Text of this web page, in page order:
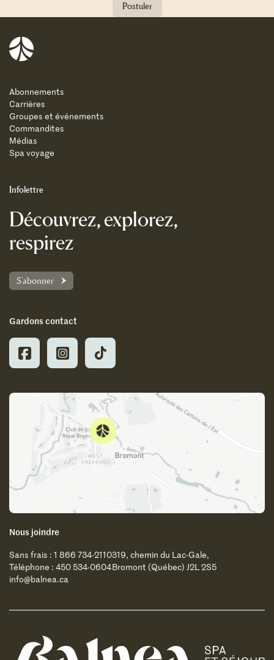
Postuler
Balnea
Infolettre
Découvrez, explorez,
respirez
S'abonner
Gardons contact
Abonnements
Carrières
Groupes et événements
Commandites
Médias
Spa voyage
Nous joindre
Sans frais : 1 866 734-2110
Téléphone : 450 534-0604
info@balnea.ca
319, chemin du Lac-Gale,
Bromont (Québec) J2L 2S5